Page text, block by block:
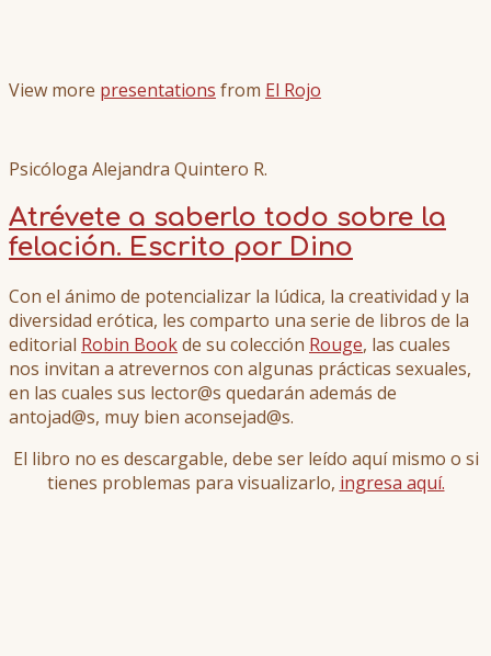
View more presentations from El Rojo
Psicóloga Alejandra Quintero R.
Atrévete a saberlo todo sobre la
felación. Escrito por Dino
Con el ánimo de potencializar la lúdica, la creatividad y la
diversidad erótica, les comparto una serie de libros de la
editorial Robin Bookde su colección Rouge, las cuales
nos invitan a atrevernos con algunas prácticas sexuales,
en las cuales sus lector@s quedarán además de
antojad@s, muy bien aconsejad@s.
El libro no es descargable, debe ser leído aquí mismo o si
tienes problemas para visualizarlo, ingresa aquí.